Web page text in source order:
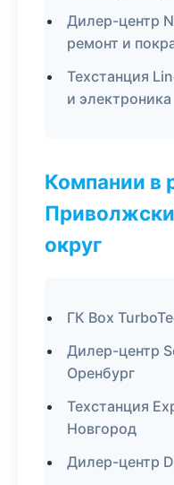
Дилер-центр
ремонт и
Техстанция
и электроника
Компании в
округ
ГК Box
Дилер-центр
Оренбург
Техстанция
Новгород
Дилер-центр